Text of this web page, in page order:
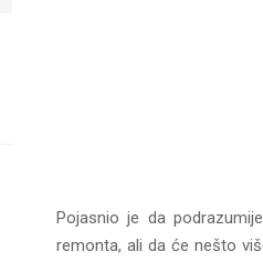
Pojasnio je da
remonta, ali da će nešto